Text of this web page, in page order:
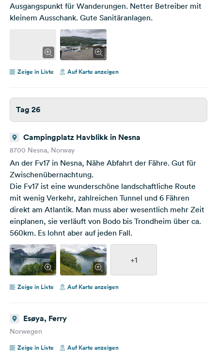
Ausgangspunkt für Wanderungen. Netter Betreiber mit
kleinem Ausschank. Gute Sanitäranlagen.
Zeige in Liste Auf Karte anzeigen
Tag 26
Campingplatz Havblikk in Nesna
8700 Nesna, Norway
An der Fv17 in Nesna, Nähe Abfahrt der Fähre. Gut für
Zwischenübernachtung.
Die Fv17 ist eine wunderschöne landschaftliche Route
mit wenig Verkehr, zahlreichen Tunnel und 6 Fähren
direkt am Atlantik. Man muss aber wesentlich mehr Zeit
einplanen, sie verläuft von Bodo bis Trondheim über ca.
560km. Es lohnt aber auf jeden Fall.
+1
Zeige in Liste Auf Karte anzeigen
Esøya, Ferry
Norwegen
Zeige in Liste
Auf Karte anzeigen